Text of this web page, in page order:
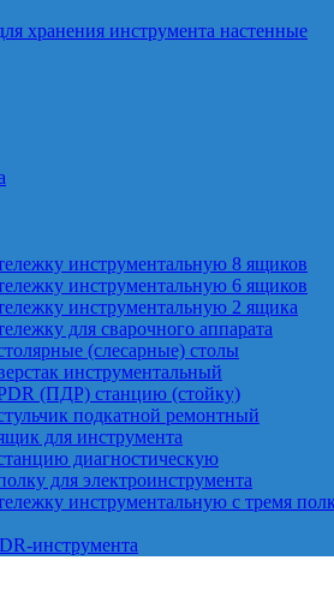
хранения инструмента настенные
инструментальную 8 ящиков
инструментальную 6 ящиков
инструментальную 2 ящика
для сварочного аппарата
(слесарные) столы
инструментальный
(ПДР) станцию (стойку)
подкатной ремонтный
для инструмента
диагностическую
для электроинструмента
инструментальную с тремя
инструмента